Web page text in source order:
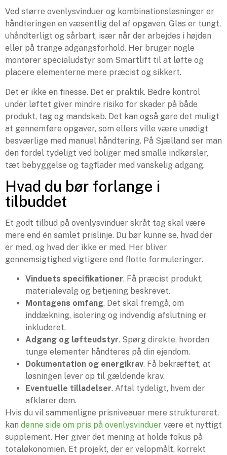
Ved større ovenlysvinduer og kombinationsløsninger er
håndteringen en væsentlig del af opgaven. Glas er tungt,
uhåndterligt og sårbart, især når der arbejdes i højden
eller på trange adgangsforhold. Her bruger nogle
montører specialudstyr som Smartlift til at løfte og
placere elementerne mere præcist og sikkert.
Det er ikke en finesse. Det er praktik. Bedre kontrol
under løftet giver mindre risiko for skader på både
produkt, tag og mandskab. Det kan også gøre det muligt
at gennemføre opgaver, som ellers ville være unødigt
besværlige med manuel håndtering. På Sjælland ser man
den fordel tydeligt ved boliger med smalle indkørsler,
tæt bebyggelse og tagflader med vanskelig adgang.
Hvad du bør forlange i
tilbuddet
Et godt tilbud på ovenlysvinduer skråt tag skal være
mere end én samlet prislinje. Du bør kunne se, hvad der
er med, og hvad der ikke er med. Her bliver
gennemsigtighed vigtigere end flotte formuleringer.
Vinduets specifikationer. Få præcist produkt,
materialevalg og betjening beskrevet.
Montagens omfang. Det skal fremgå, om
inddækning, isolering og indvendig afslutning er
inkluderet.
Adgang og løfteudstyr. Spørg direkte, hvordan
tunge elementer håndteres på din ejendom.
Dokumentation og energikrav. Få bekræftet, at
løsningen lever op til gældende krav.
Eventuelle tilladelser. Aftal tydeligt, hvem der
afklarer dem.
Hvis du vil sammenligne prisniveauer mere struktureret,
kan denne side om pris på ovenlysvinduer være et nyttigt
supplement. Her giver det mening at holde fokus på
totaløkonomien. Et projekt, der er velopmålt, korrekt